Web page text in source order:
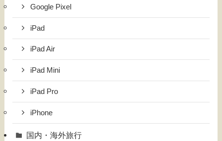
Google Pixel
iPad
iPad Air
iPad Mini
iPad Pro
iPhone
国内・海外旅行